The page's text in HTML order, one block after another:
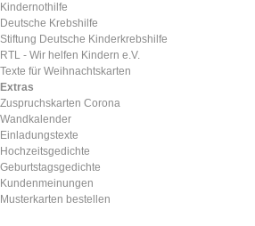
Kindernothilfe
Deutsche Krebshilfe
Stiftung Deutsche Kinderkrebshilfe
RTL - Wir helfen Kindern e.V.
Texte für Weihnachtskarten
Extras
Zuspruchskarten Corona
Wandkalender
Einladungstexte
Hochzeitsgedichte
Geburtstagsgedichte
Kundenmeinungen
Musterkarten bestellen